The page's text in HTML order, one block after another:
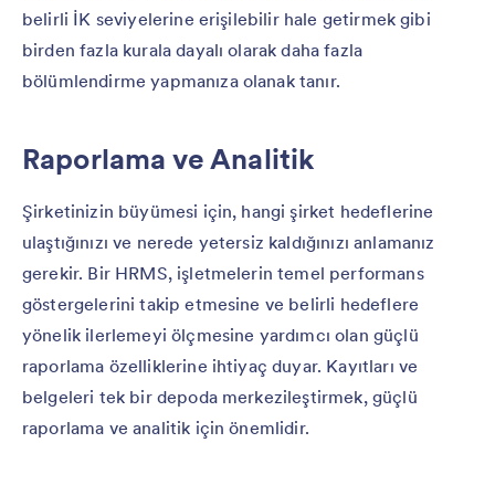
belirli İK seviyelerine erişilebilir hale getirmek gibi
birden fazla kurala dayalı olarak daha fazla
bölümlendirme yapmanıza olanak tanır.
Raporlama ve Analitik
Şirketinizin büyümesi için, hangi şirket hedeflerine
ulaştığınızı ve nerede yetersiz kaldığınızı anlamanız
gerekir. Bir HRMS, işletmelerin temel performans
göstergelerini takip etmesine ve belirli hedeflere
yönelik ilerlemeyi ölçmesine yardımcı olan güçlü
raporlama özelliklerine ihtiyaç duyar. Kayıtları ve
belgeleri tek bir depoda merkezileştirmek, güçlü
raporlama ve analitik için önemlidir.